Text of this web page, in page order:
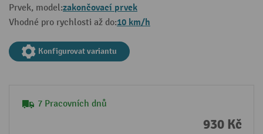
Prvek, model:zakončovací prvek
Vhodné pro rychlosti až do:10 km/h
Konfigurovat variantu
7 Pracovních dnů
930 Kč